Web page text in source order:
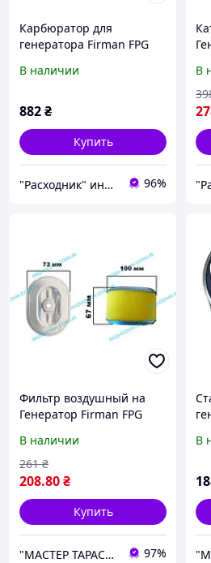
Карбюратор для
генератора Firman FPG
В наличии
882₴
Купить
"Расходник" интернет магазин запчастей 96%
В
Фильтр воздушный на
Генератор Firman FPG
В наличии
208.80₴
261 ₴
Купить
"МАСТЕР ТАРАС" интернет магазин запчастей и комплеткующих 97%
В